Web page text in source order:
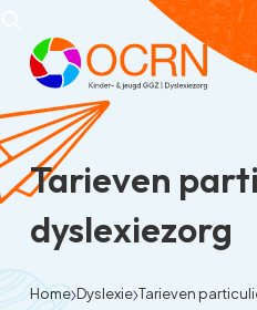
Tarieven
dyslexiezorg
Home Dyslexie Tarieven